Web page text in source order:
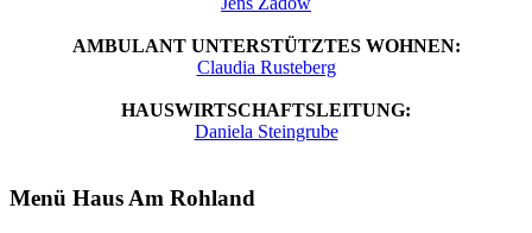
AMBULANT UNTERSTÜTZTES WOHNEN:
Claudia Rusteberg
HAUSWIRTSCHAFTSLEITUNG:
Daniela Steingrube
Menü Haus Am Rohland